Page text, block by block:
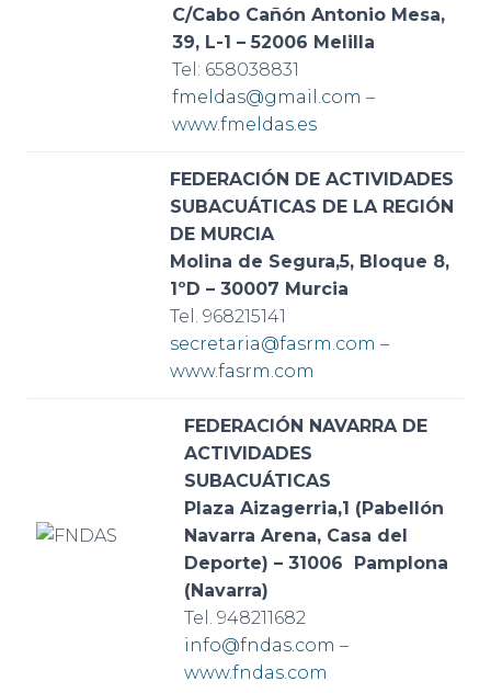
C/Cabo Cañón Antonio Mesa,
39, L-1 – 52006 Melilla
Tel: 658038831
fmeldas@gmail.com –
www.fmeldas.es
FEDERACIÓN DE ACTIVIDADES
SUBACUÁTICAS DE LA REGIÓN
DE MURCIA
Molina de Segura,5, Bloque 8,
1ºD – 30007 Murcia
Tel. 968215141
secretaria@fasrm.com –
www.fasrm.com
FEDERACIÓN NAVARRA DE
ACTIVIDADES
SUBACUÁTICAS
Plaza Aizagerria,1 (Pabellón
Navarra Arena, Casa del
Deporte) – 31006 Pamplona
(Navarra)
Tel. 948211682
info@fndas.com –
www.fndas.com